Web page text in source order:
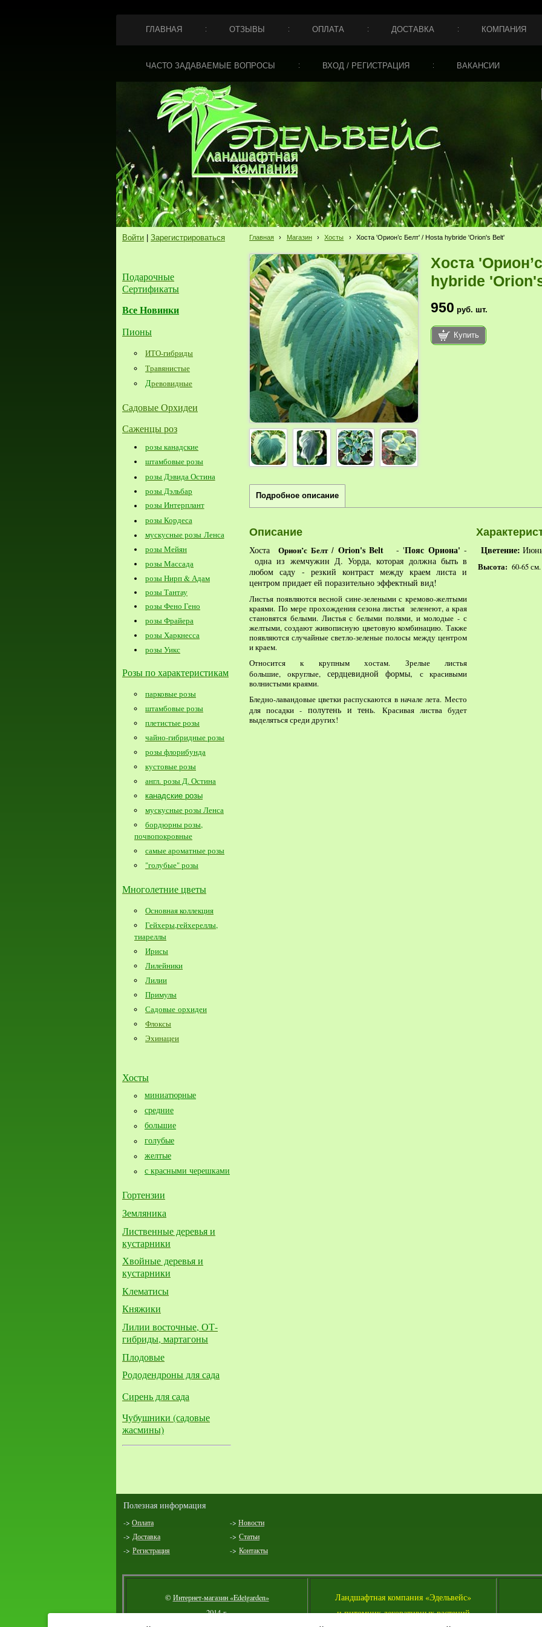
ГЛАВНАЯ ОТЗЫВЫ ОПЛАТА ДОСТАВКА КОМПАНИЯ
ЧАСТО ЗАДАВАЕМЫЕ ВОПРОСЫ ВХОД / РЕГИСТРАЦИЯ ВАКАНСИИ
Войти Зарегистрироваться
Подарочные
Сертификаты
Все Новинки
Пионы
ИТО-гибриды
Травянистые
Древовидные
Садовые Орхидеи
Саженцы роз
розы канадские
штамбовые розы
розы Дэвида Остина
розы Дэльбар
розы Интерплант
розы Кордеса
мускусные розы Ленса
розы Мейян
розы Массада
розы Нирп & Адам
розы Тантау
розы Фено Гено
розы Фрайера
розы Харкнесса
розы Уикс
Розы по характеристикам
парковые розы
штамбовые розы
плетистые розы
чайно-гибридные розы
розы флорибунда
кустовые розы
англ. розы Д. Остина
канадские розы
мускусные розы Ленса
бордюрны розы,
почвопокровные
самые ароматные розы
"голубые" розы
Многолетние цветы
Основная коллекция
Гейхеры,гейхереллы,
тиареллы
Ирисы
Лилейники
Лилии
Примулы
Садовые орхидеи
Флоксы
Эхинацеи
Хосты
миниатюрные
средние
большие​
голубые
желтые
с красными черешками
Гортензии
Земляника
Лиственные деревья и
кустарники
Хвойные деревья и
кустарники
Клематисы
Княжики
Лилии восточные, ОТ-
гибриды, мартагоны
Плодовые
Рододендроны для сада
Сирень для сада
Чубушники (садовые
жасмины)
Главная › Магазин › Хосты › Хоста 'Орион’с Белт' / Hosta hybride 'Orion's Belt'
Хоста
hybride
950 руб. шт.
Купить
Подробное описание
Описание
Хоста Орион’с Белт/ Orion's Belt - 'Пояс Ориона' -
одна из жемчужин Д. Уорда,которая должна быть в
любом саду-резкий контраст между краем листа и
центром придает ей поразительно эффектный вид!
Листья появляются весной сине-зелеными с кремово-желтыми
краями. По мере прохождения сезона листья зеленеют, а края
становятся белыми. Листья с белыми полями, и молодые - с
желтыми, создают живописную цветовую комбинацию. Также
появляются случайные светло-зеленые полосы между центром
и краем.
Относится к крупным хостам. Зрелые листья
большие, округлые, сердцевидной формы, с красивыми
волнистыми краями.
Бледно-лавандовые цветки распускаются в начале лета.Место
для посадки - полутень и тень.Красивая листва будет
выделяться среди других!
Цветение:
Высота: 60-65 см.
Полезная информация
-> Оплата -> Новости
-> Доставка -> Статьи
-> Регистрация -> Контакты
©Интернет-магазин «Edelgarden»
2014 г.
Ландшафтная компания «Эдельвейс»
и питомник декоративных растений